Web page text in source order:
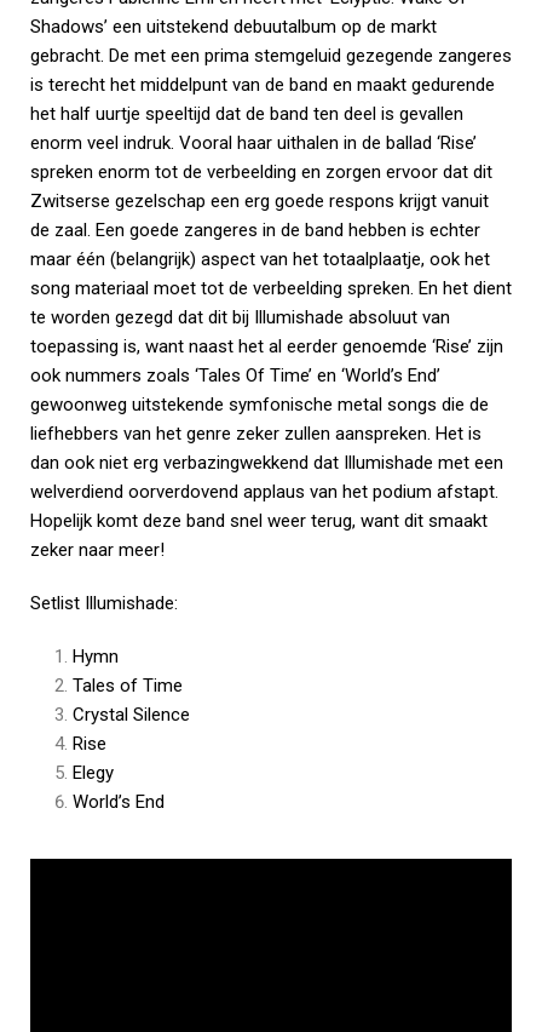
Shadows’ een uitstekend debuutalbum op de markt
gebracht. De met een prima stemgeluid gezegende zangeres
is terecht het middelpunt van de band en maakt gedurende
het half uurtje speeltijd dat de band ten deel is gevallen
enorm veel indruk. Vooral haar uithalen in de ballad ‘Rise’
spreken enorm tot de verbeelding en zorgen ervoor dat dit
Zwitserse gezelschap een erg goede respons krijgt vanuit
de zaal. Een goede zangeres in de band hebben is echter
maar één (belangrijk) aspect van het totaalplaatje, ook het
song materiaal moet tot de verbeelding spreken. En het dient
te worden gezegd dat dit bij Illumishade absoluut van
toepassing is, want naast het al eerder genoemde ‘Rise’ zijn
ook nummers zoals ‘Tales Of Time’ en ‘World’s End’
gewoonweg uitstekende symfonische metal songs die de
liefhebbers van het genre zeker zullen aanspreken. Het is
dan ook niet erg verbazingwekkend dat Illumishade met een
welverdiend oorverdovend applaus van het podium afstapt.
Hopelijk komt deze band snel weer terug, want dit smaakt
zeker naar meer!
Setlist Illumishade:
Hymn
Tales of Time
Crystal Silence
Rise
Elegy
World’s End